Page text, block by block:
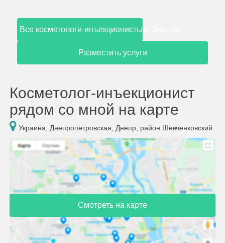
Все косметологи-инъекционисты в Днепре
Разместить услуги
Косметолог-инъекционист
рядом со мной на карте
Украина, Днепропетровская, Днепр, район Шевченковский
Смотреть на карте